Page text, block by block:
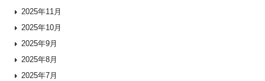
2025年11月
2025年10月
2025年9月
2025年8月
2025年7月